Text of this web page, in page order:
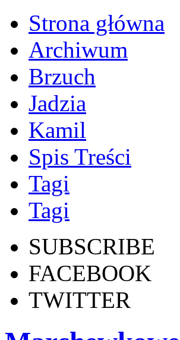
Strona główna
Archiwum
Brzuch
Jadzia
Kamil
Spis Treści
Tagi
Tagi
SUBSCRIBE
FACEBOOK
TWITTER